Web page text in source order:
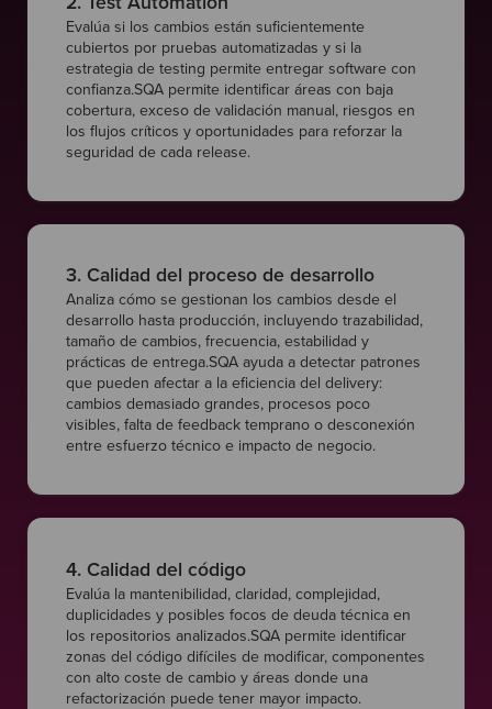
Evalúa si los cambios están suficientemente
cubiertos por pruebas automatizadas y si la
estrategia de testing permite entregar software con
confianza.SQA permite identificar áreas con baja
cobertura, exceso de validación manual, riesgos en
los flujos críticos y oportunidades para reforzar la
seguridad de cada release.
3. Calidad del proceso de desarrollo
Analiza cómo se gestionan los cambios desde el
desarrollo hasta producción, incluyendo trazabilidad,
tamaño de cambios, frecuencia, estabilidad y
prácticas de entrega.SQA ayuda a detectar patrones
que pueden afectar a la eficiencia del delivery:
cambios demasiado grandes, procesos poco
visibles, falta de feedback temprano o desconexión
entre esfuerzo técnico e impacto de negocio.
4. Calidad del código
Evalúa la mantenibilidad, claridad, complejidad,
duplicidades y posibles focos de deuda técnica en
los repositorios analizados.SQA permite identificar
zonas del código difíciles de modificar, componentes
con alto coste de cambio y áreas donde una
refactorización puede tener mayor impacto.